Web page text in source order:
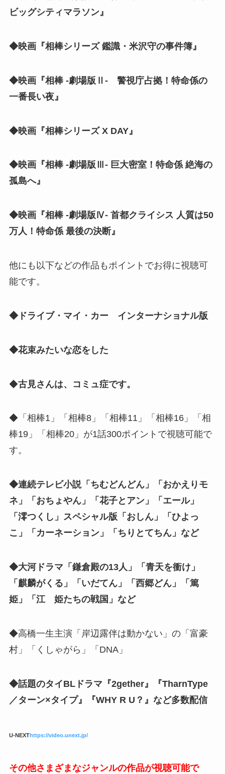
ビッグシティマラソン』
◆映画『相棒シリーズ 鑑識・米沢守の事件簿』
◆映画『相棒 -劇場版Ⅱ- 警視庁占拠！特命係の
一番長い夜』
◆映画『相棒シリーズ X DAY』
◆映画『相棒 -劇場版Ⅲ- 巨大密室！特命係 絶海の
孤島へ』
◆映画『相棒 -劇場版Ⅳ- 首都クライシス 人質は50
万人！特命係 最後の決断』
他にも以下などの作品もポイントでお得に視聴可
能です。
◆ドライブ・マイ・カー インターナショナル版
◆花束みたいな恋をした
◆古見さんは、コミュ症です。
◆「相棒1」「相棒8」「相棒11」「相棒16」「相
棒19」「相棒20」が1話300ポイントで視聴可能で
す。
◆連続テレビ小説「ちむどんどん」「おかえりモ
ネ」「おちょやん」「花子とアン」「エール」
「澪つくし」スペシャル版「おしん」「ひよっ
こ」「カーネーション」「ちりとてちん」など
◆大河ドラマ「鎌倉殿の13人」「青天を衝け」
「麒麟がくる」「いだてん」「西郷どん」「篤
姫」「江 姫たちの戦国」など
◆高橋一生主演「岸辺露伴は動かない」の「富豪
村」「くしゃがら」「DNA」
◆話題のタイBLドラマ『2gether』『TharnType
／ターン×タイプ』『WHY R U？』など多数配信
U-NEXThttps://video.unext.jp/
その他さまざまなジャンルの作品が視聴可能で